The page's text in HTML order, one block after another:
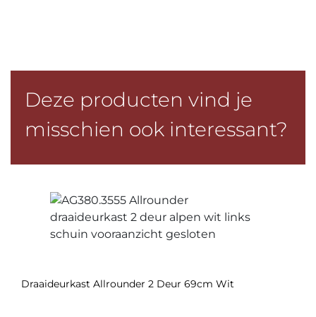
Deze producten vind je
misschien ook interessant?
Draaideurkast Allrounder 2 Deur 69cm Wit